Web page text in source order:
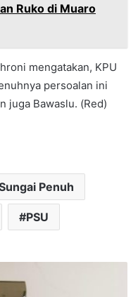
Ruko di Muaro
mengatakan, KPU
persoalan ini
juga Bawaslu. (Red)
Penuh
PSU